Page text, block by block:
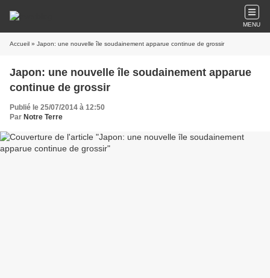
MENU
Accueil » Japon: une nouvelle île soudainement apparue continue de grossir
Japon: une nouvelle île soudainement apparue
continue de grossir
Publié le 25/07/2014 à 12:50
Par Notre Terre